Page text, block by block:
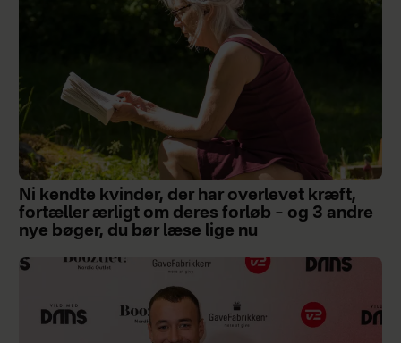
Ni kendte kvinder, der har overlevet kræft,
fortæller ærligt om deres forløb – og 3 andre
nye bøger, du bør læse lige nu